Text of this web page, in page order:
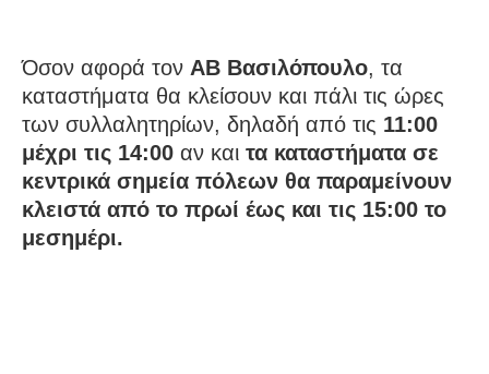
Όσον αφορά τον ΑΒ Βασιλόπουλο, τα
καταστήματα θα κλείσουν και πάλι τις ώρες
των συλλαλητηρίων, δηλαδή από τις 11:00
μέχρι τις 14:00 αν και τα καταστήματα σε
κεντρικά σημεία πόλεων θα παραμείνουν
κλειστά από το πρωί έως και τις 15:00 το
μεσημέρι.